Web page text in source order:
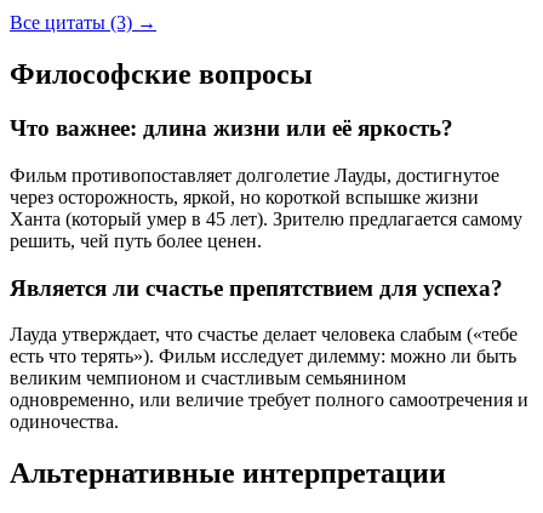
Все цитаты (3) →
Философские вопросы
Что важнее: длина жизни или её яркость?
Фильм противопоставляет долголетие Лауды, достигнутое
через осторожность, яркой, но короткой вспышке жизни
Ханта (который умер в 45 лет). Зрителю предлагается самому
решить, чей путь более ценен.
Является ли счастье препятствием для успеха?
Лауда утверждает, что счастье делает человека слабым («тебе
есть что терять»). Фильм исследует дилемму: можно ли быть
великим чемпионом и счастливым семьянином
одновременно, или величие требует полного самоотречения и
одиночества.
Альтернативные интерпретации